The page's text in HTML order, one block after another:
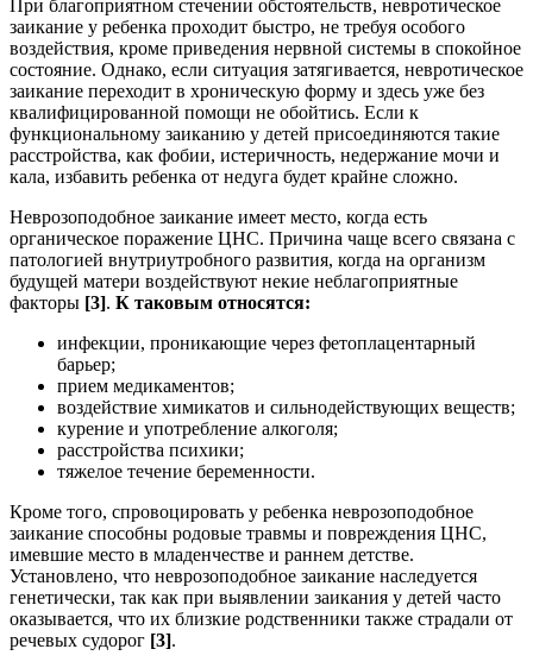
При благоприятном стечении обстоятельств, невротическое
заикание у ребенка проходит быстро, не требуя особого
воздействия, кроме приведения нервной системы в спокойное
состояние. Однако, если ситуация затягивается, невротическое
заикание переходит в хроническую форму и здесь уже без
квалифицированной помощи не обойтись. Если к
функциональному заиканию у детей присоединяются такие
расстройства, как фобии, истеричность, недержание мочи и
кала, избавить ребенка от недуга будет крайне сложно.
Неврозоподобное заикание имеет место, когда есть
органическое поражение ЦНС. Причина чаще всего связана с
патологией внутриутробного развития, когда на организм
будущей матери воздействуют некие неблагоприятные
факторы [3]. К таковым относятся:
инфекции, проникающие через фетоплацентарный
барьер;
прием медикаментов;
воздействие химикатов и сильнодействующих веществ;
курение и употребление алкоголя;
расстройства психики;
тяжелое течение беременности.
Кроме того, спровоцировать у ребенка неврозоподобное
заикание способны родовые травмы и повреждения ЦНС,
имевшие место в младенчестве и раннем детстве.
Установлено, что неврозоподобное заикание наследуется
генетически, так как при выявлении заикания у детей часто
оказывается, что их близкие родственники также страдали от
речевых судорог [3].